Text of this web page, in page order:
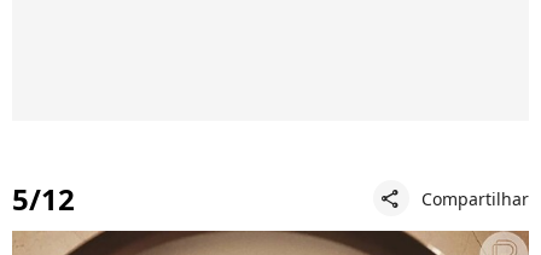
5/12 share Compartilhar